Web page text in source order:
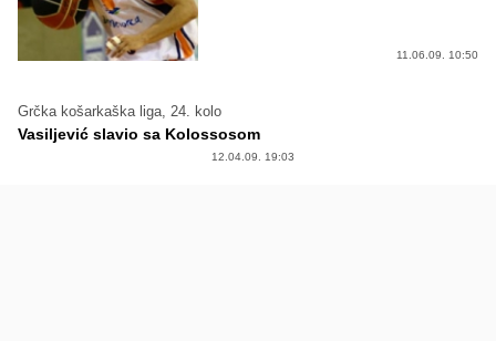
11.06.09. 10:50
Grčka košarkaška liga, 24. kolo
Vasiljević slavio sa Kolossosom
12.04.09. 19:03